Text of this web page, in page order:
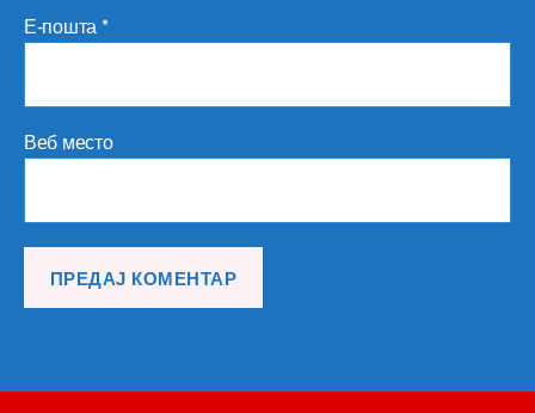
Е-пошта*
Веб место